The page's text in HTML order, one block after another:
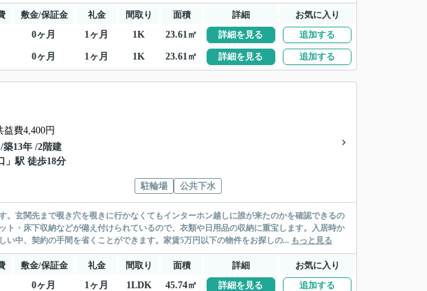
敷金/保証金 礼金 間取り 面積 詳細
お気に入り
0ヶ月 1ヶ月 1K 23.61㎡ 詳細を見る 追加する
0ヶ月 1ヶ月 1K 23.61㎡ 詳細を見る 追加する
益費4,400円
13年 /2階建
」駅 徒歩18分
駐輪場 公共下水
。玄関先まで覗き穴を覗きに行かなくてもインターホン越しに誰が来たのかを確認できるの
ト・床下収納などが備え付けられているので、衣類や日用品の収納に重宝します。入居時か
い中、契約の手間を省くことができます。家賃5万円以下の物件をお探しの... もっと見る
敷金/保証金 礼金 間取り 面積 詳細
お気に入り
0ヶ月 1ヶ月 1LDK 45.74㎡ 詳細を見る 追加する